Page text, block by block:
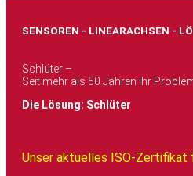
SENSOREN - LINEARACHSEN -
Schlüter –
Seit mehr als 50 Jahren Ihr
Die Lösung: Schlüter
Unser aktuelles ISO-Zertifikat